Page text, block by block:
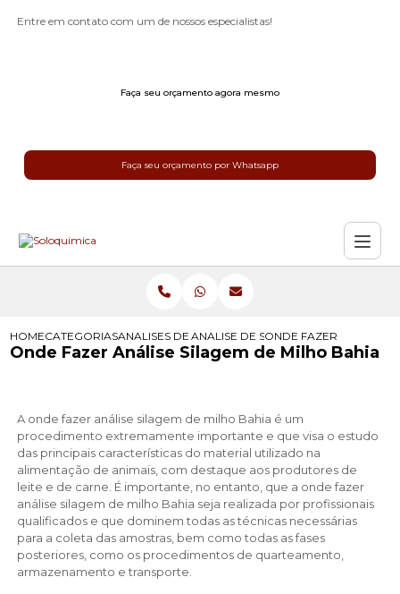
Entre em contato com um de nossos especialistas!
Faça seu orçamento agora mesmo
Faça seu orçamento por Whatsapp
HOMECATEGORIASANALISES DE SILAGEMANALISE DE SILAGEMONDE FAZER ANALISE
Onde Fazer Análise Silagem de Milho Bahia
A onde fazer análise silagem de milho Bahia é um
procedimento extremamente importante e que visa o estudo
das principais características do material utilizado na
alimentação de animais, com destaque aos produtores de
leite e de carne. É importante, no entanto, que a onde fazer
análise silagem de milho Bahia seja realizada por profissionais
qualificados e que dominem todas as técnicas necessárias
para a coleta das amostras, bem como todas as fases
posteriores, como os procedimentos de quarteamento,
armazenamento e transporte.